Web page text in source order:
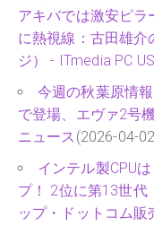
アキバでは激安ピラ
に熱視線：古田雄介
ジ） - ITmedia PC
今週の秋葉原情
で登場、エヴァ2号
ニュース (2026-04-
インテル製CPU
プ！ 2位に第13世代
ップ・ドットコム